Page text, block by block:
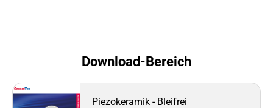
Download-Bereich
Piezokeramik - Bleifrei